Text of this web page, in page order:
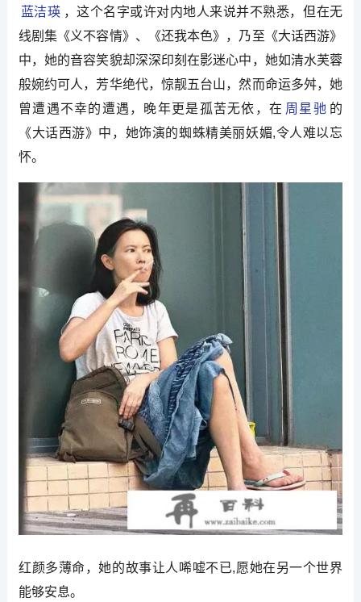
蓝洁瑛 ，这个名字或许对内地人来说并不熟悉，但在无
线剧集《义不容情》、《还我本色》，乃至《大话西游》
中，她的音容笑貌却深深印刻在影迷心中，她如清水芙蓉
般婉约可人，芳华绝代，惊靓五台山，然而命运多舛，她
曾遭遇不幸的遭遇，晚年更是孤苦无依，在 周星驰 的
《大话西游》中，她饰演的蜘蛛精美丽妖媚,令人难以忘
怀。
红颜多薄命，她的故事让人唏嘘不已,愿她在另一个世界
能够安息。